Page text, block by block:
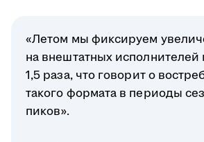
«Летом мы фиксируем
на внештатных
1,5 раза, что говорит о
такого формата в периоды
пиков».